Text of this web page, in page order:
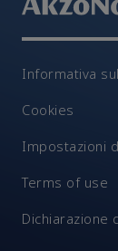
Informativa
Cookies
Impostazioni
Terms of use
Dichiarazione